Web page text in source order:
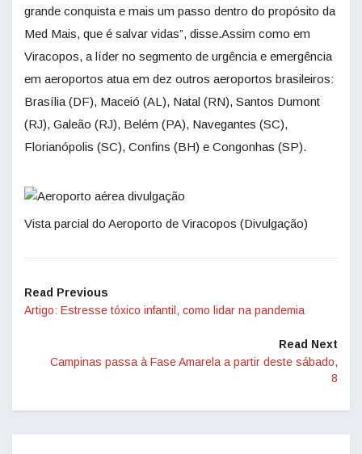
grande conquista e mais um passo dentro do propósito da
Med Mais, que é salvar vidas”, disse.Assim como em
Viracopos, a líder no segmento de urgência e emergência
em aeroportos atua em dez outros aeroportos brasileiros:
Brasília (DF), Maceió (AL), Natal (RN), Santos Dumont
(RJ), Galeão (RJ), Belém (PA), Navegantes (SC),
Florianópolis (SC), Confins (BH) e Congonhas (SP).
Vista parcial do Aeroporto de Viracopos (Divulgação)
Read Previous
Artigo: Estresse tóxico infantil, como lidar na pandemia
Read Next
Campinas passa à Fase Amarela a partir deste sábado,
8